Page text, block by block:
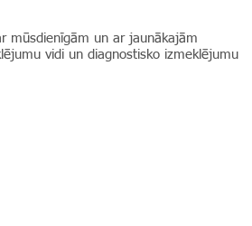
mūsdienīgām un ar jaunākajām
vidi un diagnostisko izmeklējumu